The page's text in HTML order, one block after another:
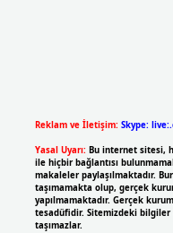
Reklam ve İletişim: Skype:
Yasal Uyarı: Bu internet sitesi,
ile hiçbir bağlantısı
makaleler paylaşılmaktadır.
taşımamakta olup, gerçek
yapılmamaktadır. Gerçek
tesadüfidir. Sitemizdeki
taşımazlar.